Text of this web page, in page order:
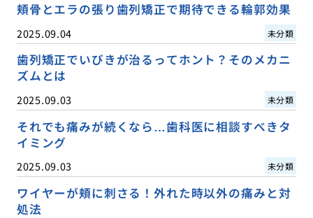
頬骨とエラの張り歯列矯正で期待できる輪郭効果
2025.09.04 未分類
歯列矯正でいびきが治るってホント？そのメカニ
ズムとは
2025.09.03 未分類
それでも痛みが続くなら…歯科医に相談すべきタ
イミング
2025.09.03 未分類
ワイヤーが頬に刺さる！外れた時以外の痛みと対
処法